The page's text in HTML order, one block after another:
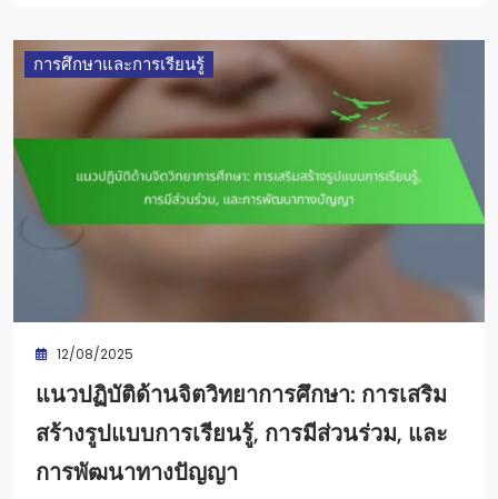
การศึกษาและการเรียนรู้
12/08/2025
แนวปฏิบัติด้านจิตวิทยาการศึกษา: การเสริม
สร้างรูปแบบการเรียนรู้, การมีส่วนร่วม, และ
การพัฒนาทางปัญญา